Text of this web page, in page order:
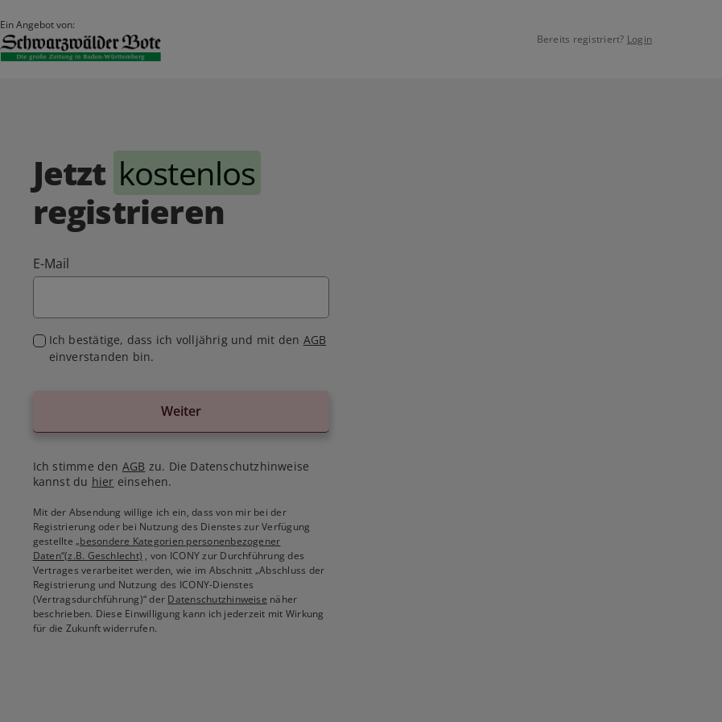
Ein Angebot von:
Bereits registriert? Login
Jetzt kostenlos
registrieren
E-Mail
Ich bestätige, dass ich volljährig und mit den AGB
einverstanden bin.
Weiter
Ich stimme den AGB zu. Die Datenschutzhinweise
kannst du hier einsehen.
Mit der Absendung willige ich ein, dass von mir bei der
Registrierung oder bei Nutzung des Dienstes zur Verfügung
gestellte„besondere Kategorien personenbezogener
Daten“(z.B. Geschlecht) , von ICONY zur Durchführung des
Vertrages verarbeitet werden, wie im Abschnitt „Abschluss der
Registrierung und Nutzung des ICONY-Dienstes
(Vertragsdurchführung)“ der Datenschutzhinweise näher
beschrieben. Diese Einwilligung kann ich jederzeit mit Wirkung
für die Zukunft widerrufen.